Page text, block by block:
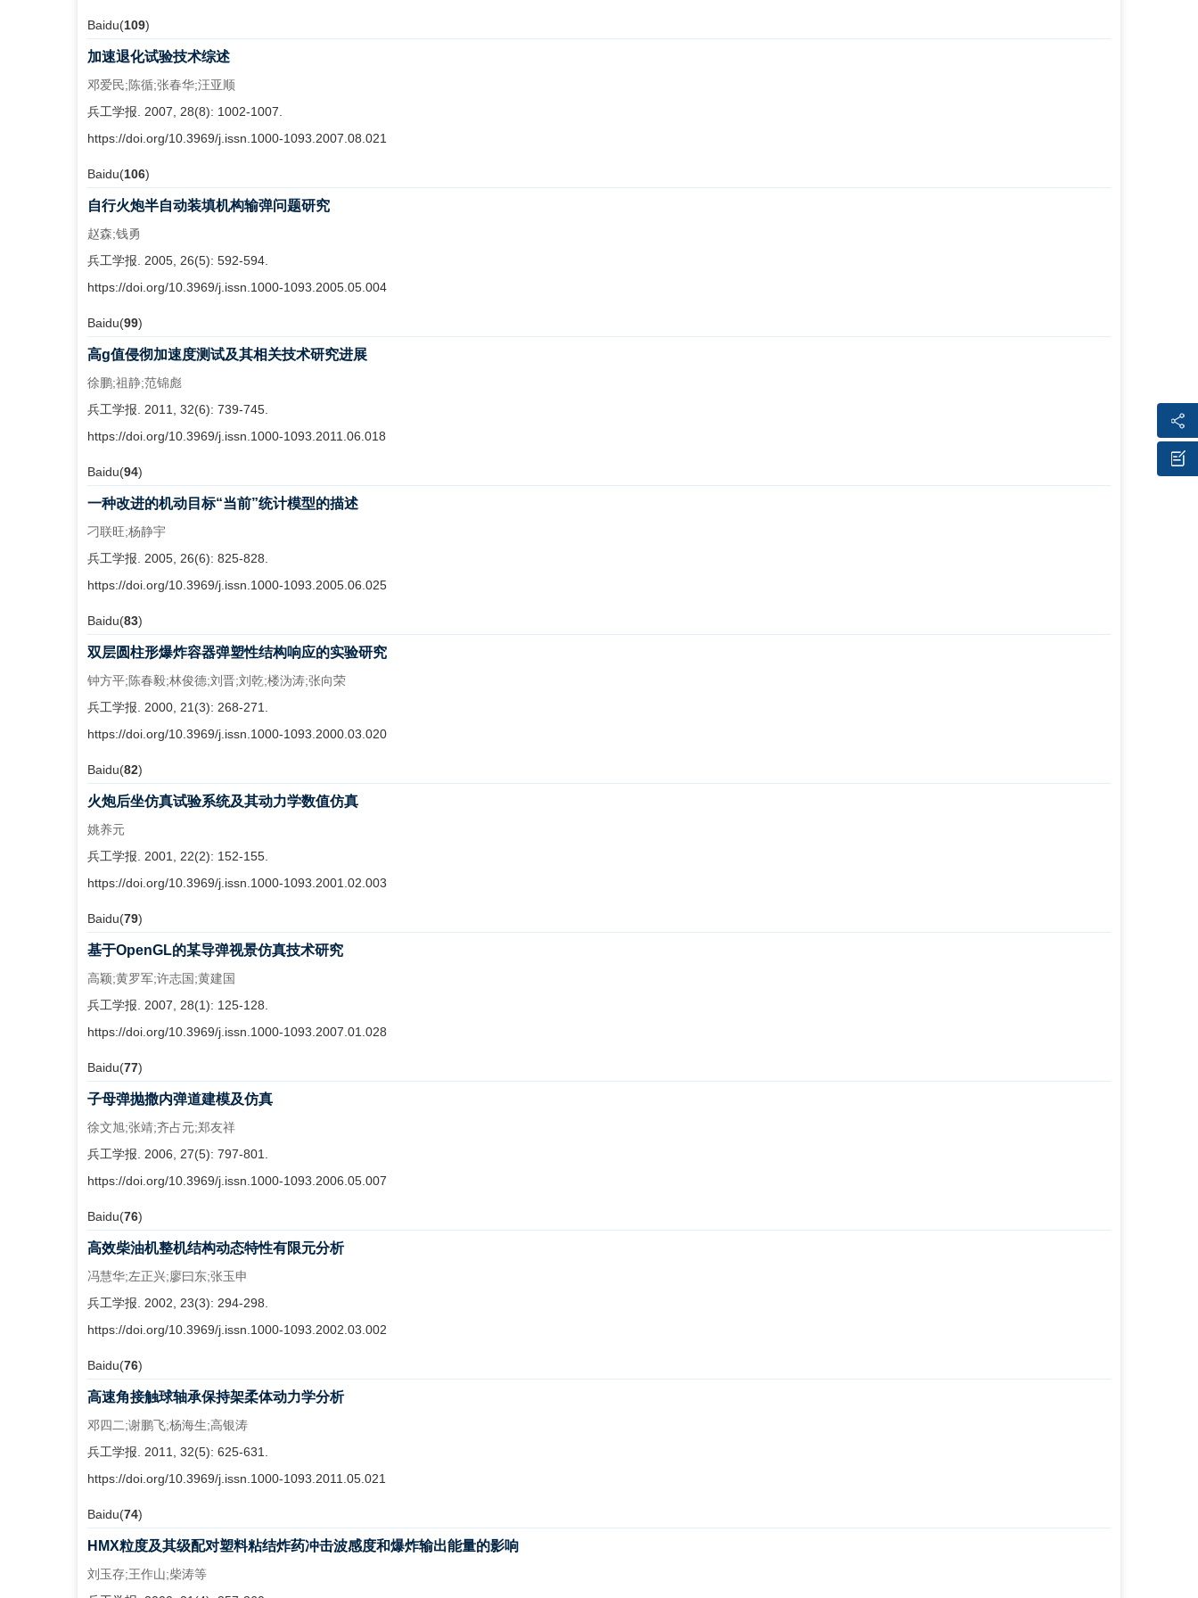
Baidu(109)
加速退化试验技术综述
邓爱民;陈循;张春华;汪亚顺
兵工学报. 2007, 28(8): 1002-1007.
https://doi.org/10.3969/j.issn.1000-1093.2007.08.021
Baidu(106)
自行火炮半自动装填机构输弹问题研究
赵森;钱勇
兵工学报. 2005, 26(5): 592-594.
https://doi.org/10.3969/j.issn.1000-1093.2005.05.004
Baidu(99)
高g值侵彻加速度测试及其相关技术研究进展
徐鹏;祖静;范锦彪
兵工学报. 2011, 32(6): 739-745.
https://doi.org/10.3969/j.issn.1000-1093.2011.06.018
Baidu(94)
一种改进的机动目标“当前”统计模型的描述
刁联旺;杨静宇
兵工学报. 2005, 26(6): 825-828.
https://doi.org/10.3969/j.issn.1000-1093.2005.06.025
Baidu(83)
双层圆柱形爆炸容器弹塑性结构响应的实验研究
钟方平;陈春毅;林俊德;刘晋;刘乾;楼沩涛;张向荣
兵工学报. 2000, 21(3): 268-271.
https://doi.org/10.3969/j.issn.1000-1093.2000.03.020
Baidu(82)
火炮后坐仿真试验系统及其动力学数值仿真
姚养元
兵工学报. 2001, 22(2): 152-155.
https://doi.org/10.3969/j.issn.1000-1093.2001.02.003
Baidu(79)
基于OpenGL的某导弹视景仿真技术研究
高颖;黄罗军;许志国;黄建国
兵工学报. 2007, 28(1): 125-128.
https://doi.org/10.3969/j.issn.1000-1093.2007.01.028
Baidu(77)
子母弹抛撒内弹道建模及仿真
徐文旭;张靖;齐占元;郑友祥
兵工学报. 2006, 27(5): 797-801.
https://doi.org/10.3969/j.issn.1000-1093.2006.05.007
Baidu(76)
高效柴油机整机结构动态特性有限元分析
冯慧华;左正兴;廖曰东;张玉申
兵工学报. 2002, 23(3): 294-298.
https://doi.org/10.3969/j.issn.1000-1093.2002.03.002
Baidu(76)
高速角接触球轴承保持架柔体动力学分析
邓四二;谢鹏飞;杨海生;高银涛
兵工学报. 2011, 32(5): 625-631.
https://doi.org/10.3969/j.issn.1000-1093.2011.05.021
Baidu(74)
HMX粒度及其级配对塑料粘结炸药冲击波感度和爆炸输出能量的影响
刘玉存;王作山;柴涛等